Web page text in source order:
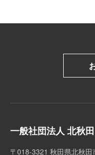
一般社団法人 北秋
〒018-3321 秋田県北秋田